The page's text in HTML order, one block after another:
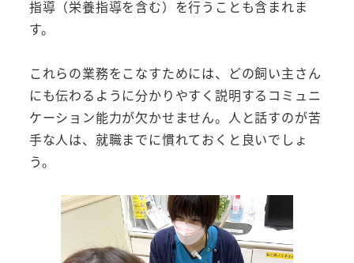
指導（栄養指導を含む）を行うことも含まれま
す。
これらの業務をこなすためには、どの飼い主さん
にも伝わるように分かりやすく説明するコミュニ
ケーション能力が欠かせません。人と話すのが苦
手な人は、就職までに慣れておくと良いでしょ
う。